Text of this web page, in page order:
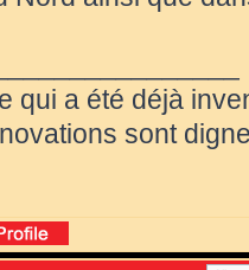
qui a été déjà
sont